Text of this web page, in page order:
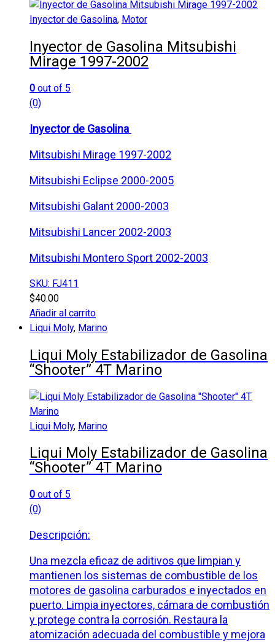
Inyector de Gasolina, Motor
Inyector de Gasolina Mitsubishi
Mirage 1997-2002
0 out of 5
(0)
Inyector de Gasolina
Mitsubishi Mirage 1997-2002
Mitsubishi Eclipse 2000-2005
Mitsubishi Galant 2000-2003
Mitsubishi Lancer 2002-2003
Mitsubishi Montero Sport 2002-2003
SKU: FJ411
$40.00
Añadir al carrito
Liqui Moly, Marino
Liqui Moly Estabilizador de Gasolina
“Shooter” 4T Marino
Liqui Moly, Marino
Liqui Moly Estabilizador de Gasolina
“Shooter” 4T Marino
0 out of 5
(0)
Descripción:
Una mezcla eficaz de aditivos que limpian y
mantienen los sistemas de combustible de los
motores de gasolina carburados e inyectados en
puerto. Limpia inyectores, cámara de combustión
y protege contra la corrosión. Restaura la
atomización adecuada del combustible y mejora